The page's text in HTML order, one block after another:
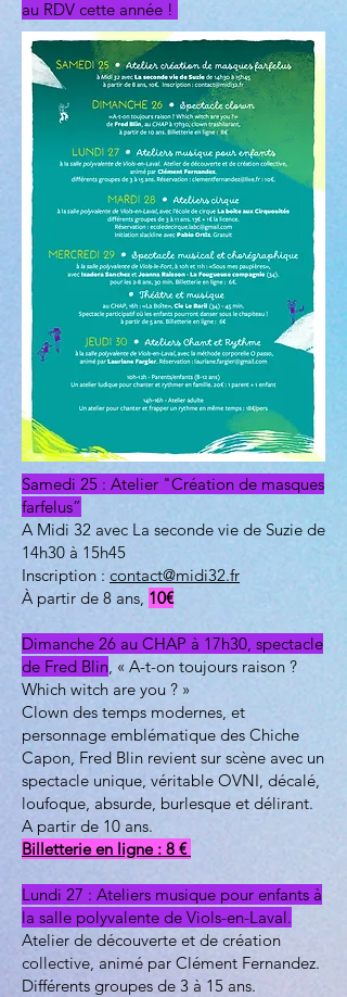
au RDV cette année !
Samedi 25 : Atelier "Création de masques
farfelus”
A Midi 32 avec La seconde vie de Suzie de
14h30 à 15h45
Inscription : contact@midi32.fr
À partir de 8 ans, 10€
Dimanche 26 au CHAP à 17h30, spectacle
de Fred Blin, « A-t-on toujours raison ?
Which witch are you ? »
Clown des temps modernes, et
personnage emblématique des Chiche
Capon, Fred Blin revient sur scène avec un
spectacle unique, véritable OVNI, décalé,
loufoque, absurde, burlesque et délirant.
A partir de 10 ans.
Billetterie en ligne : 8 €
Lundi 27 : Ateliers musique pour enfants à
la salle polyvalente de Viols-en-Laval.
Atelier de découverte et de création
collective, animé par Clément Fernandez.
Différents groupes de 3 à 15 ans.